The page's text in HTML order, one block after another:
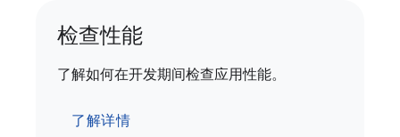
检查性能
了解如何在开发期间检查应用性能。
了解详情